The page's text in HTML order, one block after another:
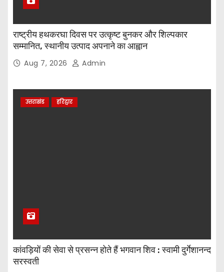
राष्ट्रीय हथकरघा दिवस पर उत्कृष्ट बुनकर और शिल्पकार
सम्मानित, स्थानीय उत्पाद अपनाने का आह्वान
Aug 7, 2026 Admin
उत्तराखंड हरिद्वार
कांवड़ियों की सेवा से प्रसन्न होते हैं भगवान शिव : स्वामी दुर्गेशानन्द
सरस्वती